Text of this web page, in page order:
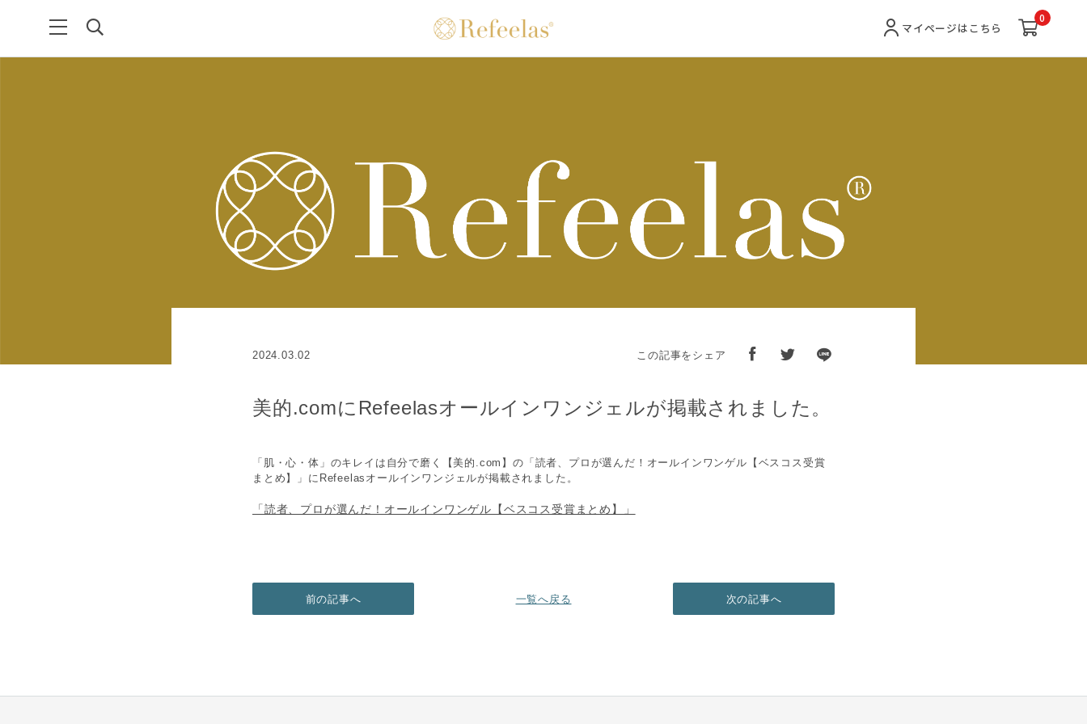
マイページはこちら
0
2024.03.02 この記事をシェア
美的.comにRefeelasオールインワンジェルが掲載されました。
「肌・心・体」のキレイは自分で磨く【美的.com】の「読者、プロが選んだ！オールインワンゲル【ベスコス受賞
まとめ】」にRefeelasオールインワンジェルが掲載されました。
「読者、プロが選んだ！オールインワンゲル【ベスコス受賞まとめ】」
前の記事へ 一覧へ戻る 次の記事へ